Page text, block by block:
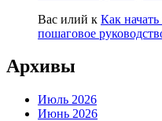
Вас илий к Как
пошаговое
Архивы
Июль 2026
Июнь 2026